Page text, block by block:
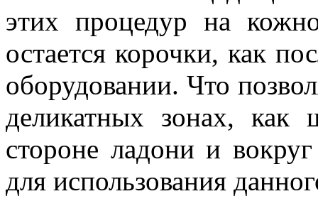
этих процедур на
остается корочки, как
оборудовании. Что
деликатных зонах,
стороне ладони и
для использования